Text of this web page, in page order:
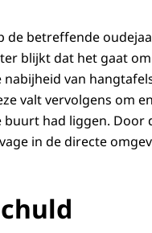
de betreffende
blijkt dat het gaat
nabijheid van
valt vervolgens om
buurt had liggen. Door
in de directe